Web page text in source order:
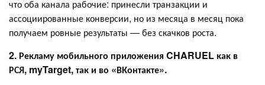
что оба канала рабочие: принесли транзакции и
ассоциированные конверсии, но из месяца в месяц пока
получаем ровные результаты — без скачков роста.
2. Рекламу мобильного приложения CHARUEL как в
РСЯ, myTarget, так и во «ВКонтакте».